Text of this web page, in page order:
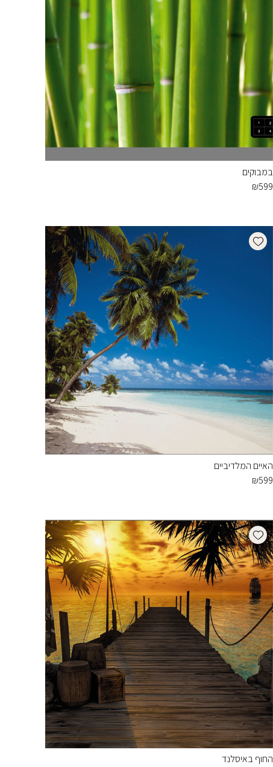
במבוקים
₪599
Add wishlist
האיים המלדיביים
₪599
Add wishlist
החוף באיסלנד